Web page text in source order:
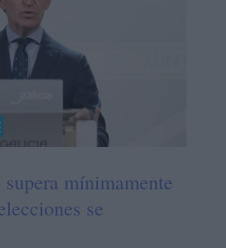
mínimamente
se